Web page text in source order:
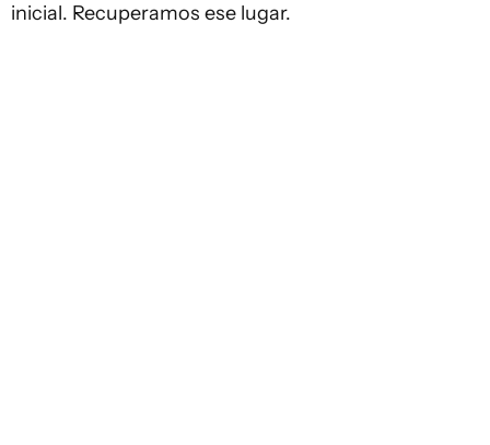
inicial. Recuperamos ese lugar.